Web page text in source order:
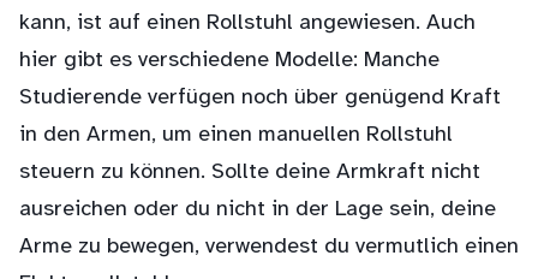
kann, ist auf einen Rollstuhl angewiesen. Auch
hier gibt es verschiedene Modelle: Manche
Studierende verfügen noch über genügend Kraft
in den Armen, um einen manuellen Rollstuhl
steuern zu können. Sollte deine Armkraft nicht
ausreichen oder du nicht in der Lage sein, deine
Arme zu bewegen, verwendest du vermutlich einen